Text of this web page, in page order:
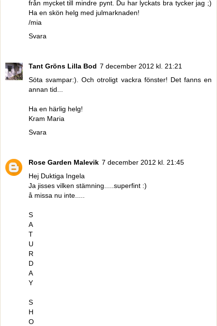
från mycket till mindre pynt. Du har lyckats bra tycker jag ;)
Ha en skön helg med julmarknaden!
/mia
Svara
Tant Gröns Lilla Bod 7 december 2012 kl. 21:21
Söta svampar:). Och otroligt vackra fönster! Det fanns en
annan tid...
Ha en härlig helg!
Kram Maria
Svara
Rose Garden Malevik 7 december 2012 kl. 21:45
Hej Duktiga Ingela
Ja jisses vilken stämning.....superfint :)
å missa nu inte.....
S
A
T
U
R
D
A
Y
S
H
O